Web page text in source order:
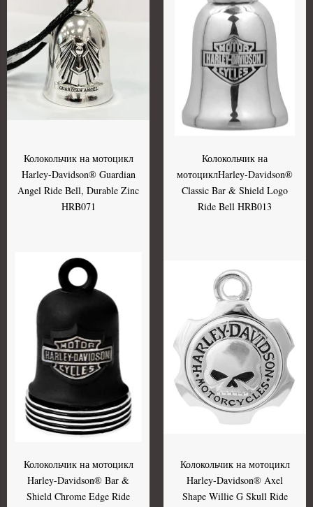
Колокольчик на мотоцикл
Harley-Davidson® Guardian
Angel Ride Bell, Durable Zinc
HRB071
Колокольчик на
мотоциклHarley-Davidson®
Classic Bar & Shield Logo
Ride Bell HRB013
Колокольчик на мотоцикл
Harley-Davidson® Bar &
Shield Chrome Edge Ride
Колокольчик на мотоцикл
Harley-Davidson® Axel
Shape Willie G Skull Ride